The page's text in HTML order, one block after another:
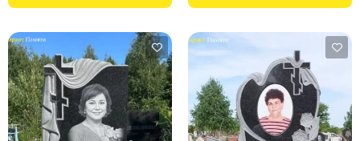
Памятники в форме креста
Зеркальные памятники
Памятники из белого мрамора Коелга
Креативные памятники
Кресты из белого мрамора
Фигурные памятники